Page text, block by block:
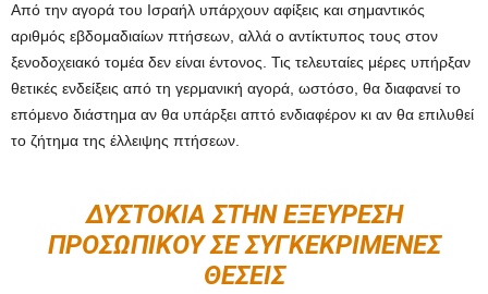
Από την αγορά του Ισραήλ υπάρχουν αφίξεις και σημαντικός
αριθμός εβδομαδιαίων πτήσεων, αλλά ο αντίκτυπος τους στον
ξενοδοχειακό τομέα δεν είναι έντονος. Τις τελευταίες μέρες υπήρξαν
θετικές ενδείξεις από τη γερμανική αγορά, ωστόσο, θα διαφανεί το
επόμενο διάστημα αν θα υπάρξει απτό ενδιαφέρον κι αν θα επιλυθεί
το ζήτημα της έλλειψης πτήσεων.
ΔΥΣΤΟΚΊΑ ΣΤΗΝ ΕΞΕΎΡΕΣΗ
ΠΡΟΣΩΠΙΚΟΎ ΣΕ ΣΥΓΚΕΚΡΙΜΈΝΕΣ
ΘΈΣΕΙΣ